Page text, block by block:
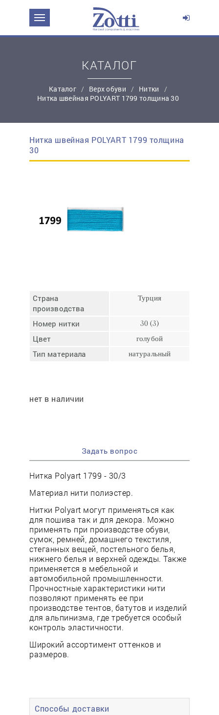
простую регистрацию
КАТАЛОГ
Каталог Верх обуви
Нитки
Нитка швейная POLYART 1799 толщина 30
Способы доставки
Нитка швейная POLYART 1799 толщина
30
Страна
производства
Турция
Номер нитки 30 (3)
Цвет голубой
Тип материала натуральный
нет в наличии
Задать вопрос
Нитка Polyart 1799 - 30/3
Материал нити полиэстер.
Нитки Polyart могут применяться как
для пошива так и для декора. Можно
применять при производстве обуви,
сумок, ремней, домашнего текстиля,
стеганных вещей, постельного белья,
нижнего белья и верхней одежды. Также
применяется в мебельной и
автомобильной промышленности.
Прочностные характеристики нити
позволяют применять ее при
производстве тентов, батутов и изделий
для альпинизма, где требуется особый
контроль эластичности.
Широкий ассортимент оттенков и
размеров.
ЗАДАТЬ ВОПРОС О ПРОДУКТЕ
Эл. почта:*
Контактный телефон:*
Ваш вопрос: